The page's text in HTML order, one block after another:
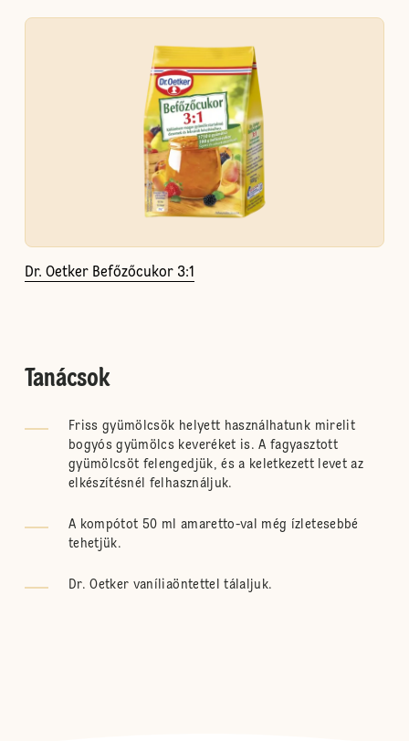
Dr. Oetker Befőzőcukor 3:1
Tanácsok
Friss gyümölcsök helyett használhatunk mirelit
bogyós gyümölcs keveréket is. A fagyasztott
gyümölcsöt felengedjük, és a keletkezett levet az
elkészítésnél felhasználjuk.
A kompótot 50 ml amaretto-val még ízletesebbé
tehetjük.
Dr. Oetker vaníliaöntettel tálaljuk.